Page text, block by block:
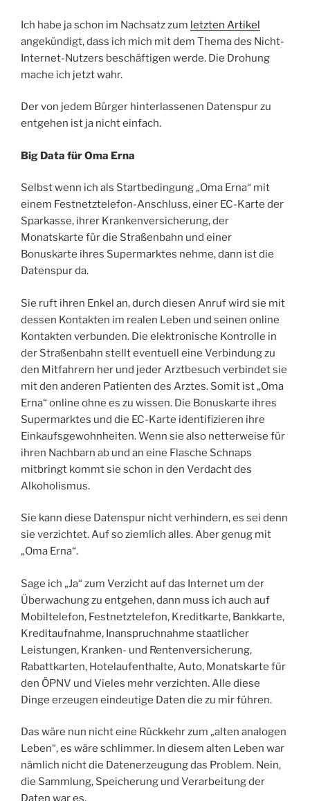
Ich habe ja schon im Nachsatz zum letzten Artikel
angekündigt, dass ich mich mit dem Thema des Nicht-
Internet-Nutzers beschäftigen werde. Die Drohung
mache ich jetzt wahr.
Der von jedem Bürger hinterlassenen Datenspur zu
entgehen ist ja nicht einfach.
Big Data für Oma Erna
Selbst wenn ich als Startbedingung „Oma Erna“ mit
einem Festnetztelefon-Anschluss, einer EC-Karte der
Sparkasse, ihrer Krankenversicherung, der
Monatskarte für die Straßenbahn und einer
Bonuskarte ihres Supermarktes nehme, dann ist die
Datenspur da.
Sie ruft ihren Enkel an, durch diesen Anruf wird sie mit
dessen Kontakten im realen Leben und seinen online
Kontakten verbunden. Die elektronische Kontrolle in
der Straßenbahn stellt eventuell eine Verbindung zu
den Mitfahrern her und jeder Arztbesuch verbindet sie
mit den anderen Patienten des Arztes. Somit ist „Oma
Erna“ online ohne es zu wissen. Die Bonuskarte ihres
Supermarktes und die EC-Karte identifizieren ihre
Einkaufsgewohnheiten. Wenn sie also netterweise für
ihren Nachbarn ab und an eine Flasche Schnaps
mitbringt kommt sie schon in den Verdacht des
Alkoholismus.
Sie kann diese Datenspur nicht verhindern, es sei denn
sie verzichtet. Auf so ziemlich alles. Aber genug mit
„Oma Erna“.
Sage ich „Ja“ zum Verzicht auf das Internet um der
Überwachung zu entgehen, dann muss ich auch auf
Mobiltelefon, Festnetztelefon, Kreditkarte, Bankkarte,
Kreditaufnahme, Inanspruchnahme staatlicher
Leistungen, Kranken- und Rentenversicherung,
Rabattkarten, Hotelaufenthalte, Auto, Monatskarte für
den ÖPNV und Vieles mehr verzichten. Alle diese
Dinge erzeugen eindeutige Daten die zu mir führen.
Das wäre nun nicht eine Rückkehr zum „alten analogen
Leben“, es wäre schlimmer. In diesem alten Leben war
nämlich nicht die Datenerzeugung das Problem. Nein,
die Sammlung, Speicherung und Verarbeitung der
Daten war es.